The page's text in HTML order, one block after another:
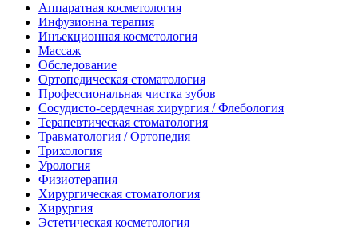
Аппаратная косметология
Инфузионна терапия
Инъекционная косметология
Массаж
Обследование
Ортопедическая стоматология
Профессиональная чистка зубов
Сосудисто-сердечная хирургия / Флебология
Терапевтическая стоматология
Травматология / Ортопедия
Трихология
Урология
Физиотерапия
Хирургическая стоматология
Хирургия
Эстетическая косметология